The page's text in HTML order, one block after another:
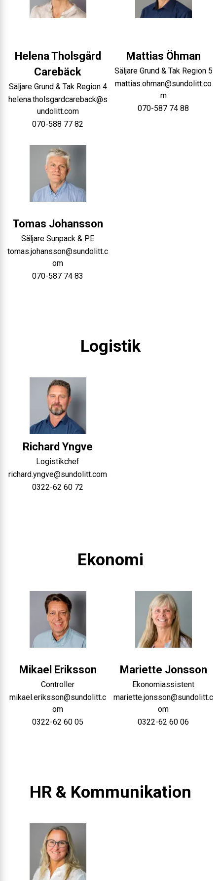
Helena Tholsgård
Carebäck
Säljare Grund & Tak Region 4
helena.tholsgardcareback@s
undolitt.com
070-588 77 82
Mattias Öhman
Säljare Grund & Tak Region 5
mattias.ohman@sundolitt.co
m
070-587 74 88
Tomas Johansson
Säljare Sunpack & PE
tomas.johansson@sundolitt.c
om
070-587 74 83
Logistik
Richard Yngve
Logistikchef
richard.yngve@sundolitt.com
0322-62 60 72
Ekonomi
Mikael Eriksson
Controller
mikael.eriksson@sundolitt.c
om
0322-62 60 05
Mariette Jonsson
Ekonomiassistent
mariette.jonsson@sundolitt.c
om
0322-62 60 06
HR & Kommunikation